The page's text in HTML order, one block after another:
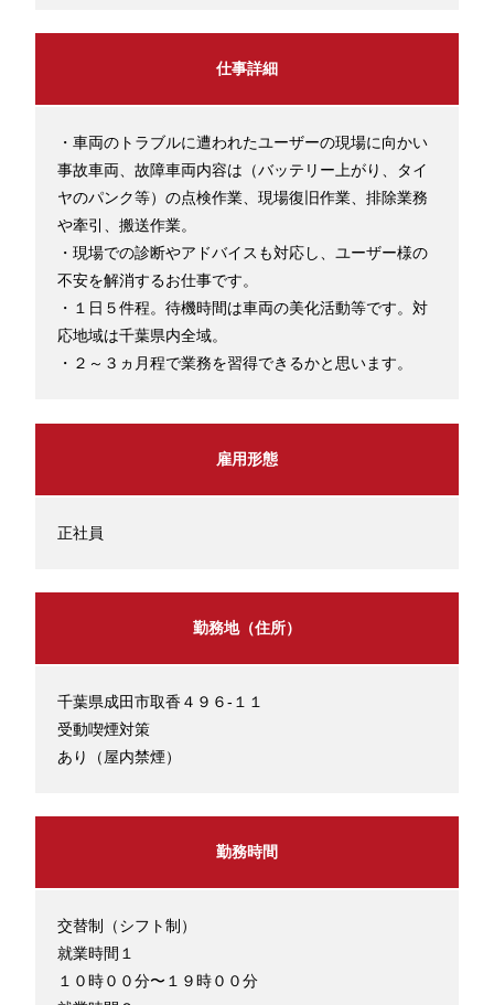
仕事詳細
・車両のトラブルに遭われたユーザーの現場に向かい
事故車両、故障車両内容は（バッテリー上がり、タイ
ヤのパンク等）の点検作業、現場復旧作業、排除業務
や牽引、搬送作業。
・現場での診断やアドバイスも対応し、ユーザー様の
不安を解消するお仕事です。
・１日５件程。待機時間は車両の美化活動等です。対
応地域は千葉県内全域。
・２～３ヵ月程で業務を習得できるかと思います。
雇用形態
正社員
勤務地（住所）
千葉県成田市取香４９６-１１
受動喫煙対策
あり（屋内禁煙）
勤務時間
交替制（シフト制）
就業時間１
１０時００分〜１９時００分